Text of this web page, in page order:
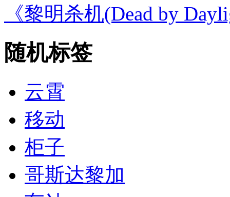
《黎明杀机(Dead by
随机标签
云霄
移动
柜子
哥斯达黎加